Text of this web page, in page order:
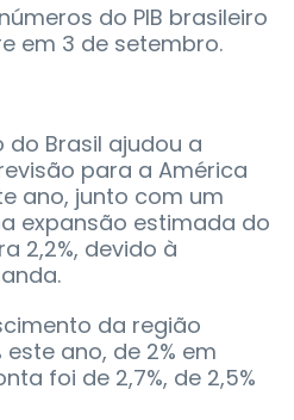
do PIB brasileiro
em 3 de setembro.
Brasil ajudou a
para a América
ano, junto com um
expansão estimada do
2,2%, devido à
da região
este ano, de 2% em
foi de 2,7%, de 2,5%